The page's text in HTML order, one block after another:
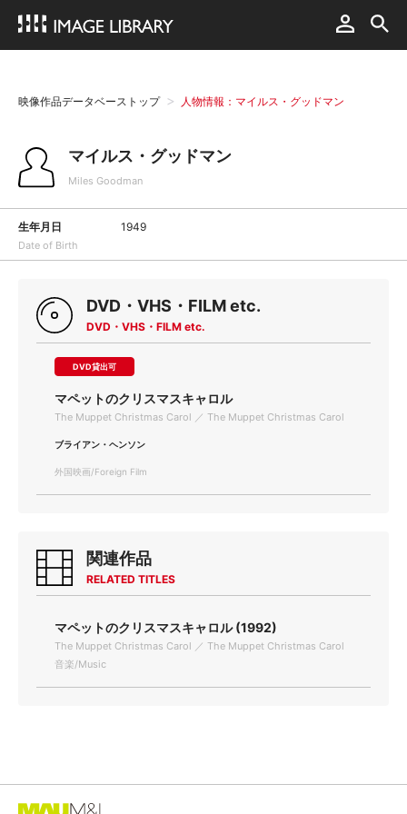
映像作品データベーストップ 人物情報：マイルス・グッドマン
マイルス・グッドマン
Miles Goodman
生年月日
Date of Birth
1949
DVD・VHS・FILM etc.
DVD・VHS・FILM etc.
DVD貸出可
マペットのクリスマスキャロル
The Muppet Christmas Carol ／ The Muppet Christmas Carol
ブライアン・ヘンソン
外国映画/Foreign Film
関連作品
RELATED TITLES
マペットのクリスマスキャロル (1992)
The Muppet Christmas Carol ／ The Muppet Christmas Carol
音楽/Music